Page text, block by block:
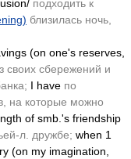
подходить к
близилась ночь,
(on one's reserves,
своих сбережений и
I have по
на которые можно
of smb.'s friendship
л. дружбе; when 1
(on my imagination,